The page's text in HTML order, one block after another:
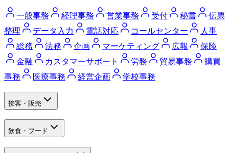
一般事務 経理事務 営業事務 受付 秘書
伝票
整理
データ入力 電話対応 コールセンター
人事
総務
法務 企画 マーケティング 広報
保険
金融
カスタマーサポート 労務 貿易事務
購買
事務
医療事務 経営企画 学校事務
接客・販売
飲食・フード